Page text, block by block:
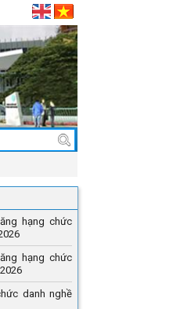
hạng chức
hạng chức
danh nghề